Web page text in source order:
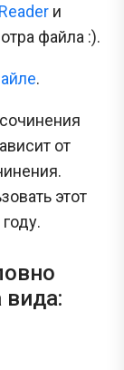
и
файла :).
.
от
этот